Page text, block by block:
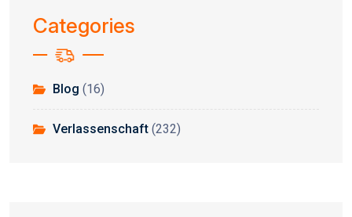
Categories
Blog (16)
Verlassenschaft (232)